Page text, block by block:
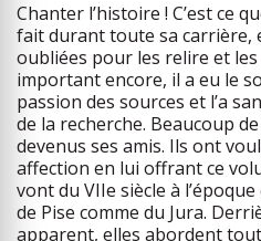
Chanter l’histoire ! C’est ce
fait durant toute sa carrière,
oubliées pour les relire et
important encore, il a eu le
passion des sources et l’a
de la recherche. Beaucoup
devenus ses amis. Ils ont
affection en lui offrant ce
vont du VIIe siècle à
de Pise comme du Jura.
apparent, elles abordent